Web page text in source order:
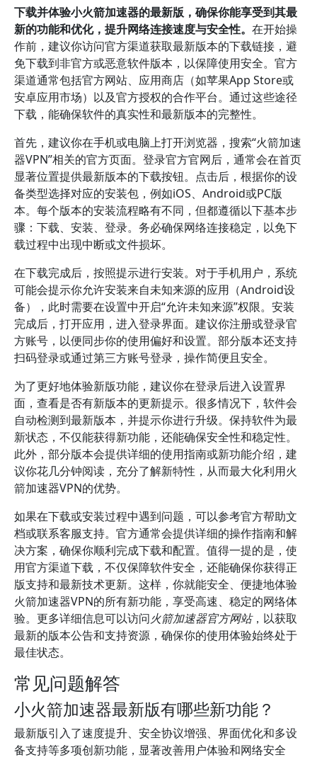
下载并体验小火箭加速器的最新版，确保你能享受到其最
新的功能和优化，提升网络连接速度与安全性。 在开始操
作前，建议你访问官方渠道获取最新版本的下载链接，避
免下载到非官方或恶意软件版本，以保障使用安全。官方
渠道通常包括官方网站、应用商店（如苹果App Store或
安卓应用市场）以及官方授权的合作平台。通过这些途径
下载，能确保软件的真实性和最新版本的完整性。
首先，建议你在手机或电脑上打开浏览器，搜索“火箭加速
器VPN”相关的官方页面。登录官方官网后，通常会在首页
显著位置提供最新版本的下载按钮。点击后，根据你的设
备类型选择对应的安装包，例如iOS、Android或PC版
本。每个版本的安装流程略有不同，但都遵循以下基本步
骤：下载、安装、登录。务必确保网络连接稳定，以免下
载过程中出现中断或文件损坏。
在下载完成后，按照提示进行安装。对于手机用户，系统
可能会提示你允许安装来自未知来源的应用（Android设
备），此时需要在设置中开启“允许未知来源”权限。安装
完成后，打开应用，进入登录界面。建议你注册或登录官
方账号，以便同步你的使用偏好和设置。部分版本还支持
扫码登录或通过第三方账号登录，操作简便且安全。
为了更好地体验新版功能，建议你在登录后进入设置界
面，查看是否有新版本的更新提示。很多情况下，软件会
自动检测到最新版本，并提示你进行升级。保持软件为最
新状态，不仅能获得新功能，还能确保安全性和稳定性。
此外，部分版本会提供详细的使用指南或新功能介绍，建
议你花几分钟阅读，充分了解新特性，从而最大化利用火
箭加速器VPN的优势。
如果在下载或安装过程中遇到问题，可以参考官方帮助文
档或联系客服支持。官方通常会提供详细的操作指南和解
决方案，确保你顺利完成下载和配置。值得一提的是，使
用官方渠道下载，不仅保障软件安全，还能确保你获得正
版支持和最新技术更新。这样，你就能安全、便捷地体验
火箭加速器VPN的所有新功能，享受高速、稳定的网络体
验。更多详细信息可以访问火箭加速器官方网站，以获取
最新的版本公告和支持资源，确保你的使用体验始终处于
最佳状态。
常见问题解答
小火箭加速器最新版有哪些新功能？
最新版引入了速度提升、安全协议增强、界面优化和多设
备支持等多项创新功能，显著改善用户体验和网络安全